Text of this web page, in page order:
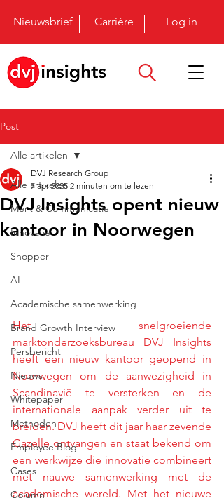
Nieuwsbrief Carrière Log in
Post
Alle artikelen
Merk & Communicatie
Innovatie
Shopper
AI
Academische samenwerking
Brand Growth Interview
Persbericht
Nieuws
Whitepaper
Methoden
Employee Blog
Cases
Column
Alle artikelen
DVJ Insights opent nieuw
kantoor in Noorwegen
DVJ Research Group
7 apr 2025 2 minuten om te lezen
Het snelgroeiende
marktonderzoeksbureau DVJ Insights
heeft een nieuw kantoor geopend in
Noorwegen om de aanwezigheid in
Scandinavië te versterken en de
internationale aanpak verder uit te
breiden. DVJ heeft dit jaar haar zevende
Gazelle ontvangen en staat bekend om
een werkwijze die innovatie combineert
met nauwe samenwerking met de
academische wereld. Met het nieuwe